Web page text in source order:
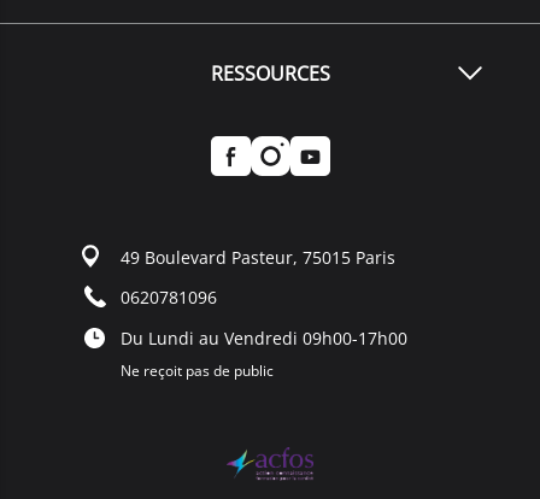
RESSOURCES
49 Boulevard Pasteur, 75015 Paris
0620781096
Du Lundi au Vendredi 09h00-17h00
Ne reçoit pas de public